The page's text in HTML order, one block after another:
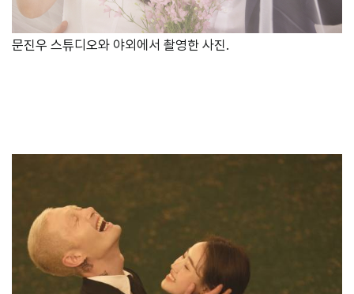
문진우 스튜디오와 야외에서 촬영한 사진.